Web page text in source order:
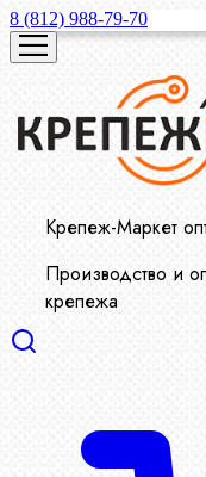
8 (812) 988-79-70
Крепеж-Маркет
Производство и
крепежа